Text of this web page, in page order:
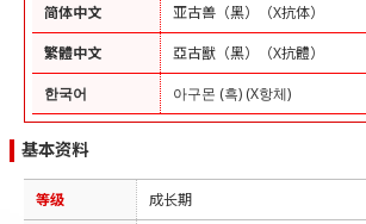
简体中文
亚古兽（黑）（X抗体）
繁體中文
亞古獸（黑）（X抗體）
한국어
아구몬 (흑) (X항체)
基本资料
等级
成长期